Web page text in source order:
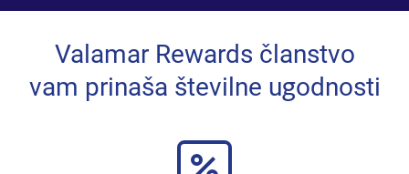
Valamar Rewards članstvo
vam prinaša številne ugodnosti